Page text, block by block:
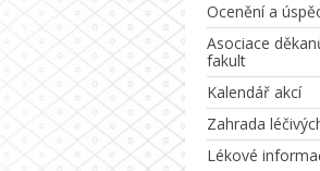
Ocenění a
Asociace
fakult
Kalendář akcí
Zahrada
Lékové